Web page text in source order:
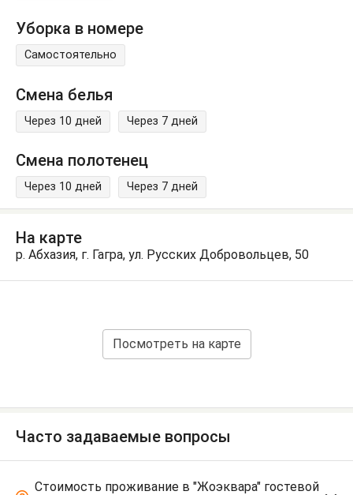
Уборка в номере
Самостоятельно
Смена белья
Через 10 дней Через 7 дней
Смена полотенец
Через 10 дней Через 7 дней
На карте
р. Абхазия, г. Гагра, ул. Русских Добровольцев, 50
Посмотреть на карте
Часто задаваемые вопросы
Стоимость проживание в "Жоэквара" гостевой